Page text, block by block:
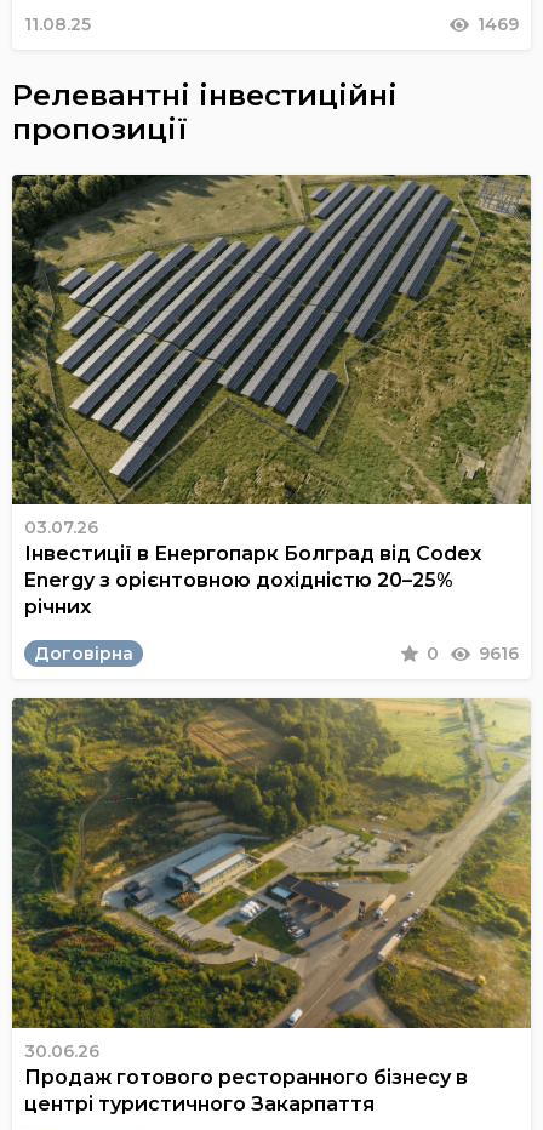
11.08.25 1469
Релевантні інвестиційні
пропозиції
03.07.26
Інвестиції в Енергопарк Болград від Codex
Energy з орієнтовною дохідністю 20–25%
річних
Договірна 0 9616
30.06.26
Продаж готового ресторанного бізнесу в
центрі туристичного Закарпаття